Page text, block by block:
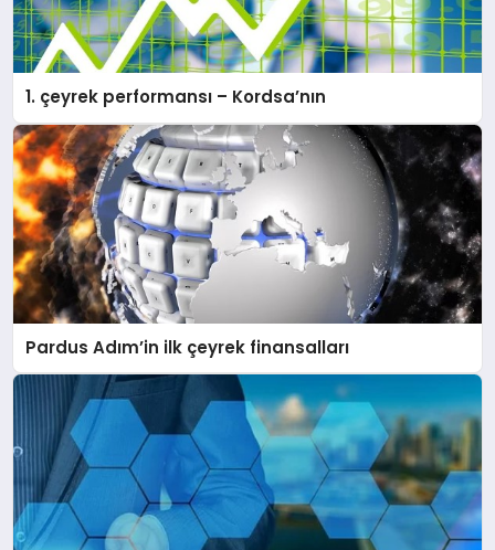
1. çeyrek performansı – Kordsa’nın
Pardus Adım’in ilk çeyrek finansalları